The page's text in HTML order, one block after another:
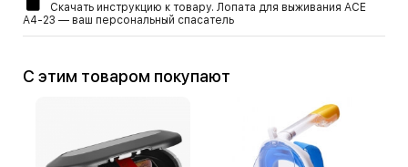
Скачать инструкцию к товару. Лопата для выживания ACE
A4-23 — ваш персональный спасатель
С этим товаром покупают